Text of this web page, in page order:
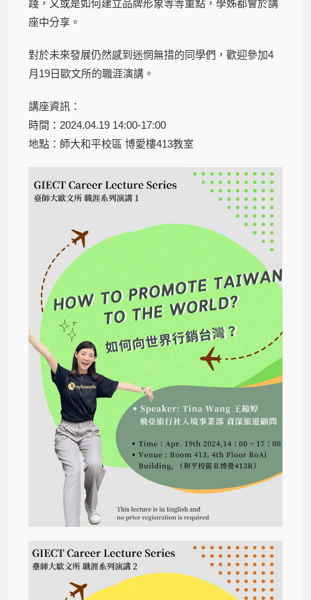
踐，又或是如何建立品牌形象等等重點，學姊都會於講
座中分享。
對於未來發展仍然感到迷惘無措的同學們，歡迎參加4
月19日歐文所的職涯演講。
講座資訊：
時間：2024.04.19 14:00-17:00
地點：師大和平校區 博愛樓413教室